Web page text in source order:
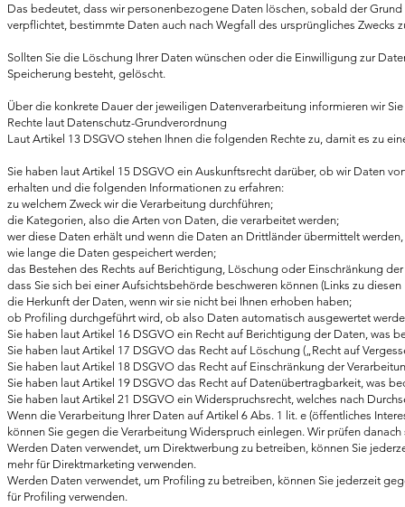
Das bedeutet, dass wir personenbezogene Daten löschen, sobald der
verpflichtet, bestimmte Daten auch nach Wegfall des ursprüngliches Zwecks
Sollten Sie die Löschung Ihrer Daten wünschen oder die Einwilligung zur
Speicherung besteht, gelöscht.
Über die konkrete Dauer der jeweiligen Datenverarbeitung informieren wir
Rechte laut Datenschutz-Grundverordnung
Laut Artikel 13 DSGVO stehen Ihnen die folgenden Rechte zu, damit es zu
Sie haben laut Artikel 15 DSGVO ein Auskunftsrecht darüber, ob wir Daten
erhalten und die folgenden Informationen zu erfahren:
zu welchem Zweck wir die Verarbeitung durchführen;
die Kategorien, also die Arten von Daten, die verarbeitet werden;
wer diese Daten erhält und wenn die Daten an Drittländer übermittelt
wie lange die Daten gespeichert werden;
das Bestehen des Rechts auf Berichtigung, Löschung oder Einschränkung
dass Sie sich bei einer Aufsichtsbehörde beschweren können (Links zu
die Herkunft der Daten, wenn wir sie nicht bei Ihnen erhoben haben;
ob Profiling durchgeführt wird, ob also Daten automatisch ausgewertet
Sie haben laut Artikel 16 DSGVO ein Recht auf Berichtigung der Daten, was
Sie haben laut Artikel 17 DSGVO das Recht auf Löschung („Recht auf
Sie haben laut Artikel 18 DSGVO das Recht auf Einschränkung der
Sie haben laut Artikel 19 DSGVO das Recht auf Datenübertragbarkeit, was
Sie haben laut Artikel 21 DSGVO ein Widerspruchsrecht, welches nach
Wenn die Verarbeitung Ihrer Daten auf Artikel 6 Abs. 1 lit. e (öffentliches
können Sie gegen die Verarbeitung Widerspruch einlegen. Wir prüfen
Werden Daten verwendet, um Direktwerbung zu betreiben, können Sie
mehr für Direktmarketing verwenden.
Werden Daten verwendet, um Profiling zu betreiben, können Sie jederzeit
für Profiling verwenden.